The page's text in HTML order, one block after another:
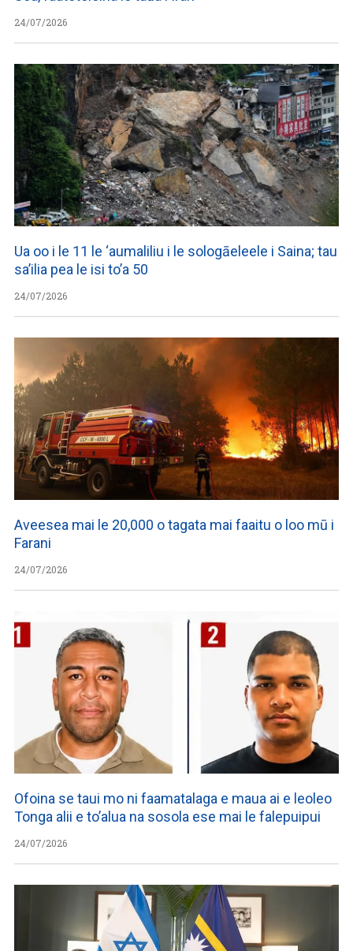
24/07/2026
Ua oo i le 11 le ‘aumaliliu i le sologāeleele i Saina; tau
sa’ilia pea le isi to’a 50
24/07/2026
Aveesea mai le 20,000 o tagata mai faaitu o loo mū i
Farani
24/07/2026
Ofoina se taui mo ni faamatalaga e maua ai e leoleo
Tonga alii e to’alua na sosola ese mai le falepuipui
24/07/2026